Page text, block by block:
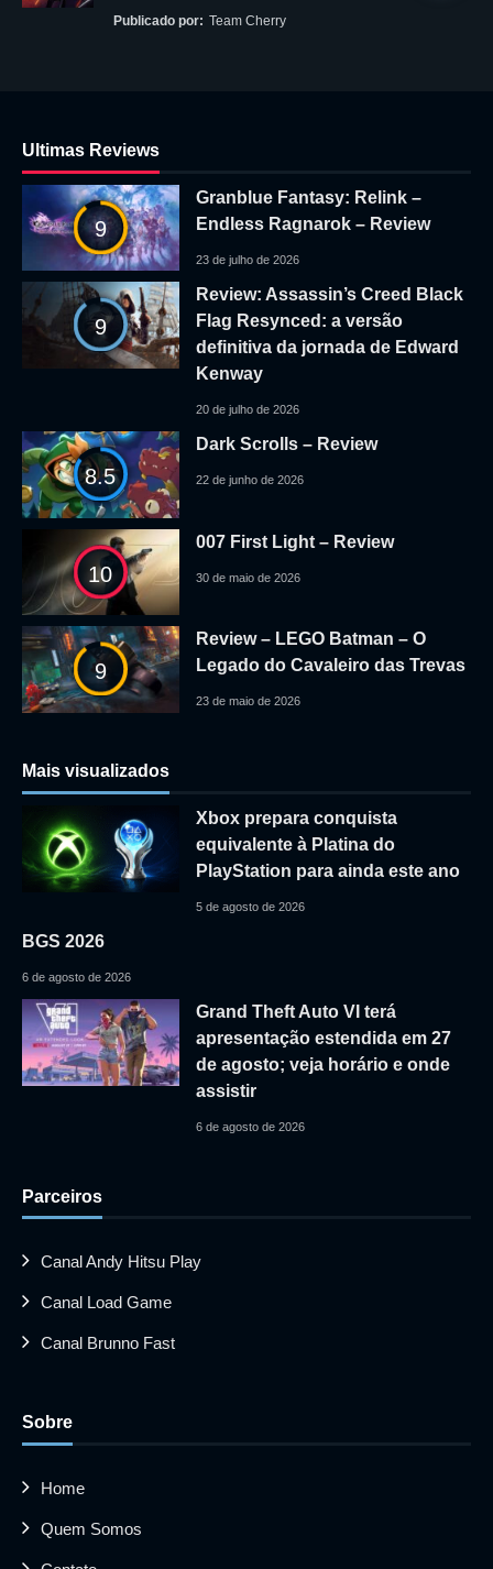
Publicado por: Team Cherry
Ultimas Reviews
9
Granblue Fantasy: Relink –
Endless Ragnarok – Review
23 de julho de 2026
9
Review: Assassin’s Creed Black
Flag Resynced: a versão
definitiva da jornada de Edward
Kenway
20 de julho de 2026
8.5
Dark Scrolls – Review
22 de junho de 2026
10
007 First Light – Review
30 de maio de 2026
9
Review – LEGO Batman – O
Legado do Cavaleiro das Trevas
23 de maio de 2026
Mais visualizados
Xbox prepara conquista
equivalente à Platina do
PlayStation para ainda este ano
5 de agosto de 2026
BGS 2026
6 de agosto de 2026
Grand Theft Auto VI terá
apresentação estendida em 27
de agosto; veja horário e onde
assistir
6 de agosto de 2026
Parceiros
Canal Andy Hitsu Play
Canal Load Game
Canal Brunno Fast
Sobre
Home
Quem Somos